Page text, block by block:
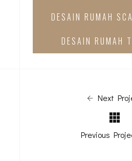
DESAIN RUMAH
DESAIN RUMAH
Next
Previous